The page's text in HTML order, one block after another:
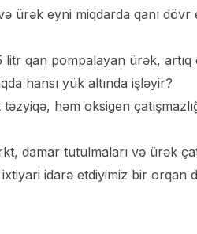
ürək eyni miqdarda qanı
qan pompalayan ürək,
hansı yük altında işləyir?
həm oksigen
damar tutulmaları və ürək
idarə etdiyimiz bir orqan